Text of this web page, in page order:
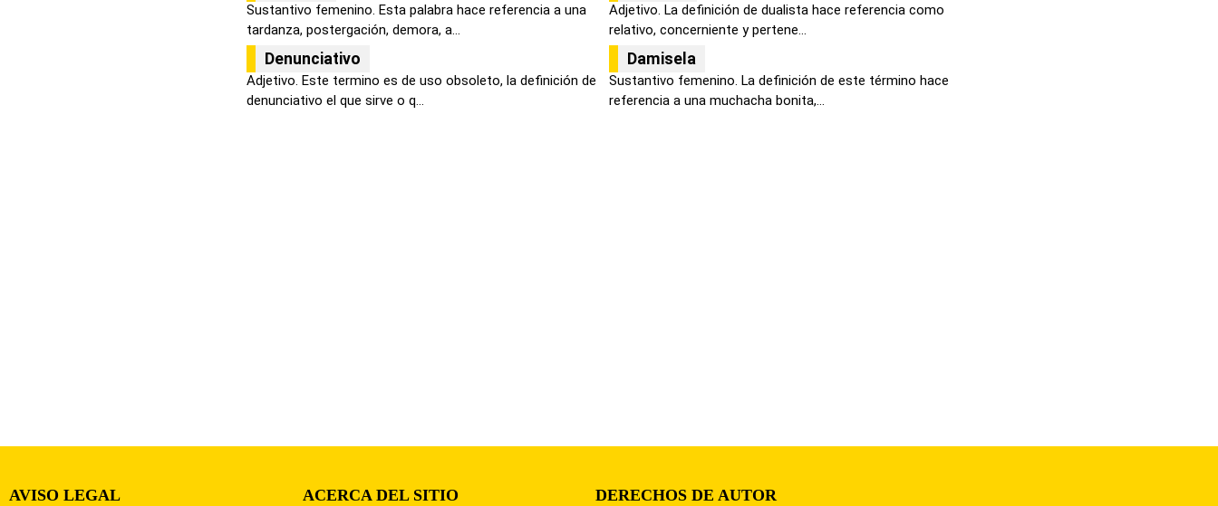
Sustantivo femenino. Esta palabra hace referencia a una
tardanza, postergación, demora, a...
Adjetivo. La definición de dualista hace referencia como
relativo, concerniente y pertene...
Denunciativo
Adjetivo. Este termino es de uso obsoleto, la definición de
denunciativo el que sirve o q...
Damisela
Sustantivo femenino. La definición de este término hace
referencia a una muchacha bonita,...
AVISO LEGAL ACERCA DEL SITIO DERECHOS DE AUTOR